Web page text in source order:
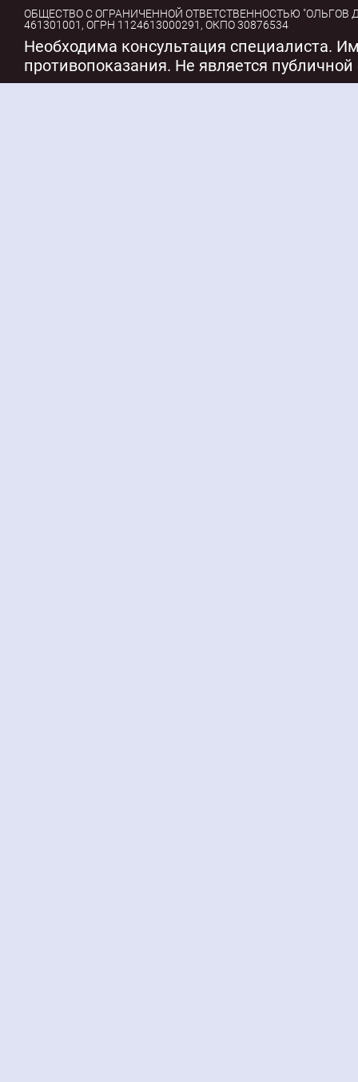
ОБЩЕСТВО С ОГРАНИЧЕННОЙ ОТВЕТСТВЕННОСТЬЮ "ОЛЬГОВ
461301001, ОГРН 1124613000291, ОКПО 30876534
Необходима консультация специалиста.
противопоказания. Не является